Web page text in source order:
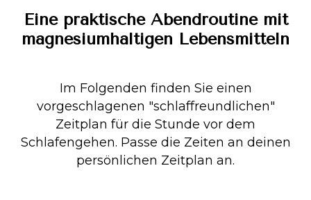
Eine praktische Abendroutine mit
magnesiumhaltigen Lebensmitteln
Im Folgenden finden Sie einen
vorgeschlagenen "schlaffreundlichen"
Zeitplan für die Stunde vor dem
Schlafengehen. Passe die Zeiten an deinen
persönlichen Zeitplan an.